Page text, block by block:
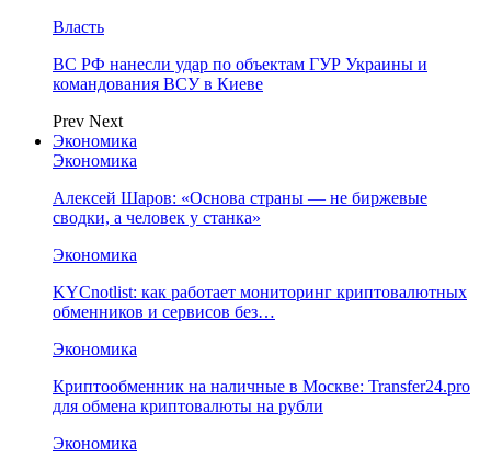
Власть
ВС РФ нанесли удар по объектам ГУР Украины и
командования ВСУ в Киеве
Prev Next
Экономика
Экономика
Алексей Шаров: «Основа страны — не биржевые
сводки, а человек у станка»
Экономика
KYCnotlist: как работает мониторинг криптовалютных
обменников и сервисов без…
Экономика
Криптообменник на наличные в Москве: Transfer24.pro
для обмена криптовалюты на рубли
Экономика